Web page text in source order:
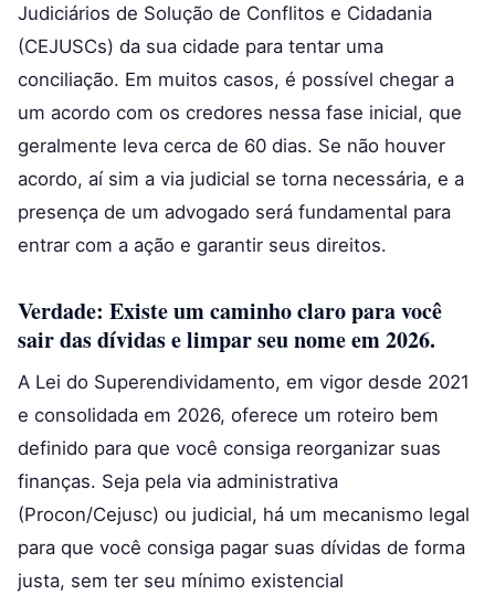
Judiciários de Solução de Conflitos e Cidadania
(CEJUSCs) da sua cidade para tentar uma
conciliação. Em muitos casos, é possível chegar a
um acordo com os credores nessa fase inicial, que
geralmente leva cerca de 60 dias. Se não houver
acordo, aí sim a via judicial se torna necessária, e a
presença de um advogado será fundamental para
entrar com a ação e garantir seus direitos.
Verdade: Existe um caminho claro para você
sair das dívidas e limpar seu nome em 2026.
A Lei do Superendividamento, em vigor desde 2021
e consolidada em 2026, oferece um roteiro bem
definido para que você consiga reorganizar suas
finanças. Seja pela via administrativa
(Procon/Cejusc) ou judicial, há um mecanismo legal
para que você consiga pagar suas dívidas de forma
justa, sem ter seu mínimo existencial